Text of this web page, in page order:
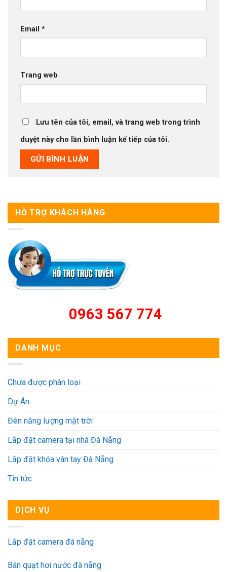
Email *
Trang web
Lưu tên của tôi, email, và trang web trong trình
duyệt này cho lần bình luận kế tiếp của tôi.
HỖ TRỢ KHÁCH HÀNG
0963 567 774
DANH MỤC
Chưa được phân loại
Dự Án
Đèn năng lượng mặt trời
Lắp đặt camera tại nhà Đà Nẵng
Lắp đặt khóa vân tay Đà Nẵng
Tin tức
DỊCH VỤ
Lắp đặt camera đà nẵng
Bán quạt hơi nước đà nẵng